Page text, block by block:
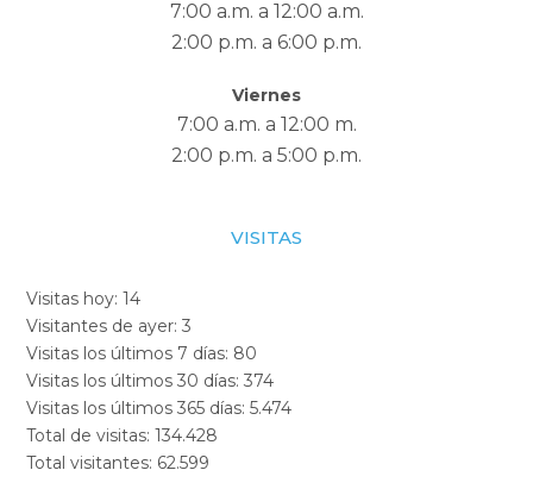
7:00 a.m. a 12:00 a.m.
2:00 p.m. a 6:00 p.m.
Viernes
7:00 a.m. a 12:00 m.
2:00 p.m. a 5:00 p.m.
VISITAS
Visitas hoy:14
Visitantes de ayer:3
Visitas los últimos 7 días: 80
Visitas los últimos 30 días:374
Visitas los últimos 365 días:5.474
Total de visitas:134.428
Total visitantes: 62.599